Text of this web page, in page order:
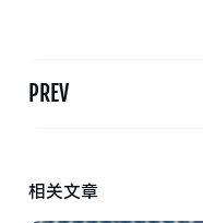
PREV
相关文章